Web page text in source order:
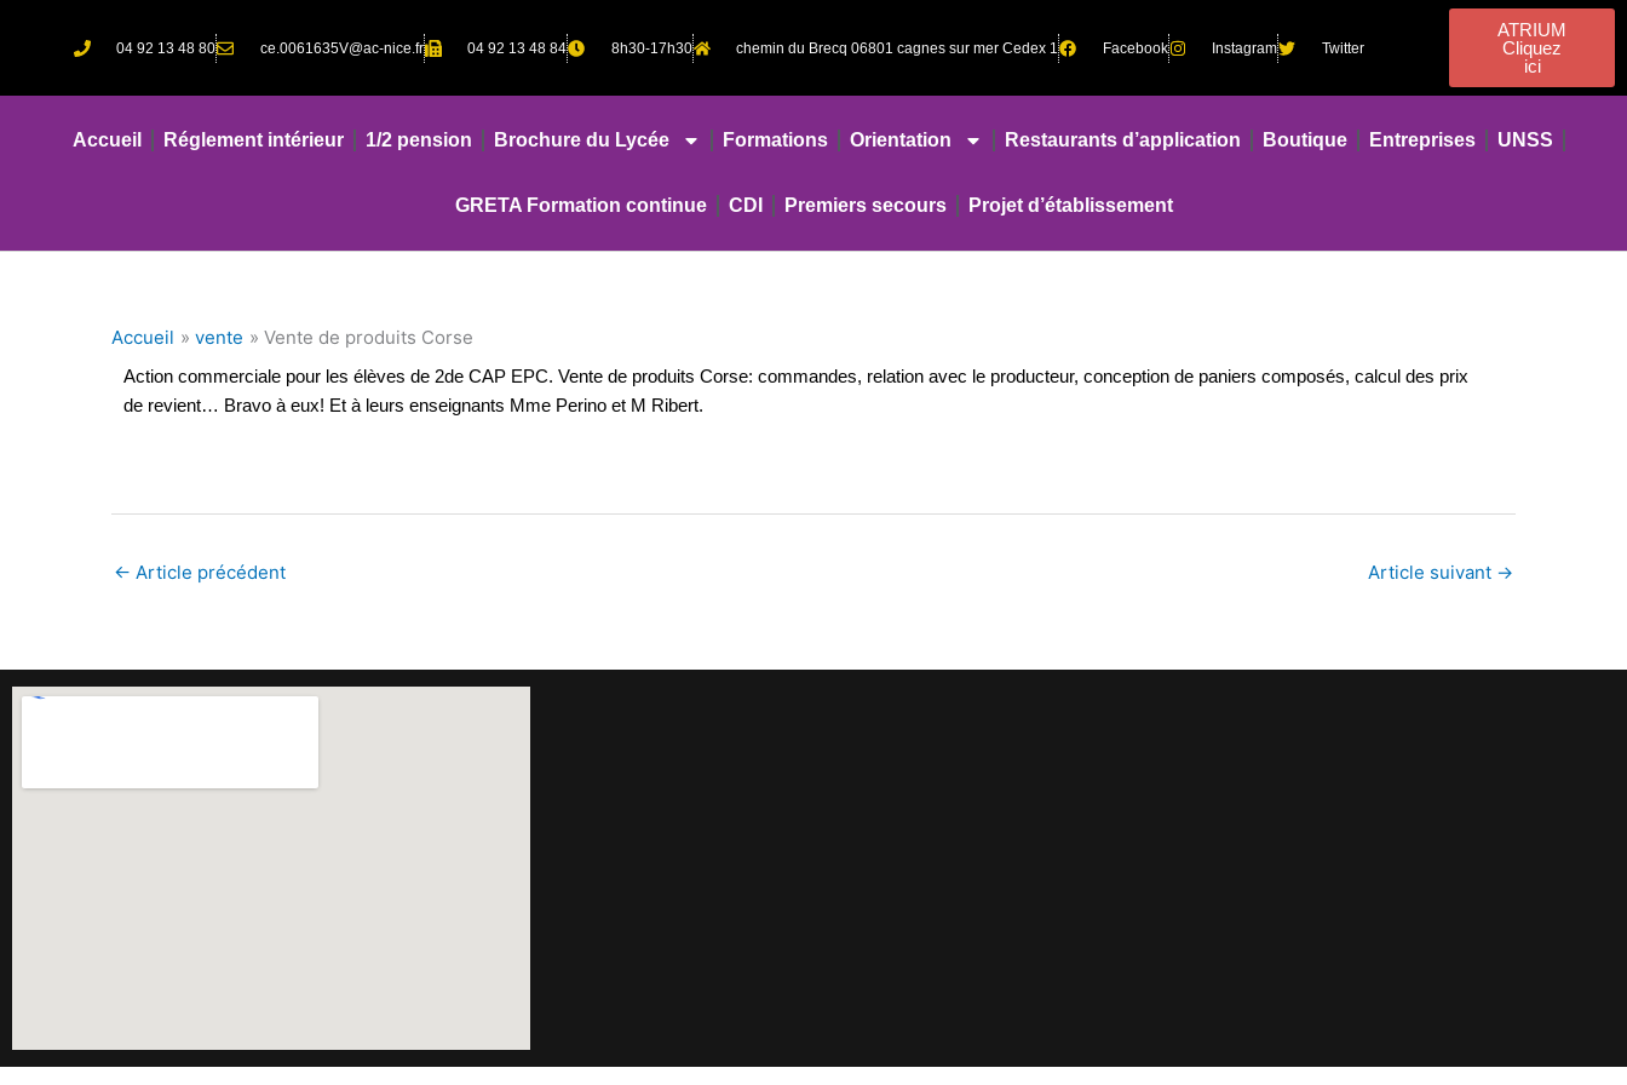
04 92 13 48 80 ce.0061635V@ac-nice.fr 04 92 13 48 84 8h30-17h30 chemin du Brecq 06801 cagnes sur mer Cedex 1 Facebook Instagram Twitter
ATRIUM
Cliquez
ici
Accueil Réglement intérieur 1/2 pension Brochure du Lycée Formations Orientation Restaurants d’application Boutique Entreprises UNSS
GRETA Formation continue CDI Premiers secours Projet d’établissement
Accueil vente Vente de produits Corse
Action commerciale pour les élèves de 2de CAP EPC. Vente de produits Corse: commandes, relation avec le producteur, conception de paniers composés, calcul des prix
de revient… Bravo à eux! Et à leurs enseignants Mme Perino et M Ribert.
← Article précédent Article suivant →